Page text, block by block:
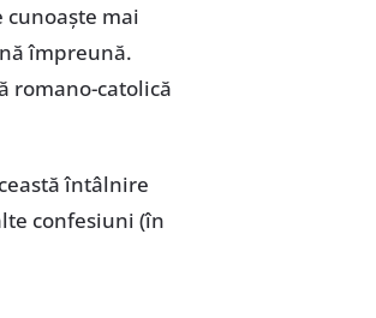
mai
împreună.
romano-catolică
întâlnire
confesiuni (în